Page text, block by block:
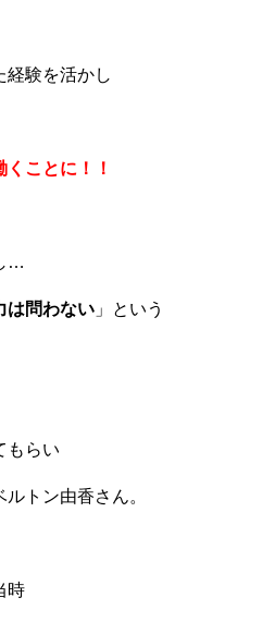
経験を活かし
ことに！！
…
は問わない 」という
もらい
トン由香さん。
時